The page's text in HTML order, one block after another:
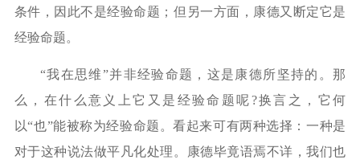
条件，因此不是经验命题；但另一方面，康德又断定它是
经验命题。
“我在思维”并非经验命题，这是康德所坚持的。那
么，在什么意义上它又是经验命题呢?换言之，它何
以“也”能被称为经验命题。看起来可有两种选择：一种是
对于这种说法做平凡化处理。康德毕竟语焉不详，我们也